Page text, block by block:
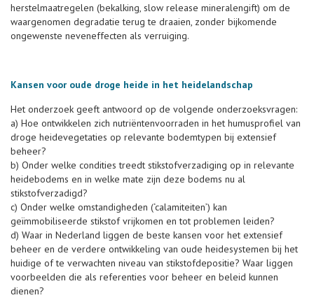
herstelmaatregelen (bekalking, slow release mineralengift) om de
waargenomen degradatie terug te draaien, zonder bijkomende
ongewenste neveneffecten als verruiging.
Kansen voor oude droge heide in het heidelandschap
Het onderzoek geeft antwoord op de volgende onderzoeksvragen:
a) Hoe ontwikkelen zich nutriëntenvoorraden in het humusprofiel van
droge heidevegetaties op relevante bodemtypen bij extensief
beheer?
b) Onder welke condities treedt stikstofverzadiging op in relevante
heidebodems en in welke mate zijn deze bodems nu al
stikstofverzadigd?
c) Onder welke omstandigheden (‘calamiteiten’) kan
geïmmobiliseerde stikstof vrijkomen en tot problemen leiden?
d) Waar in Nederland liggen de beste kansen voor het extensief
beheer en de verdere ontwikkeling van oude heidesystemen bij het
huidige of te verwachten niveau van stikstofdepositie? Waar liggen
voorbeelden die als referenties voor beheer en beleid kunnen
dienen?